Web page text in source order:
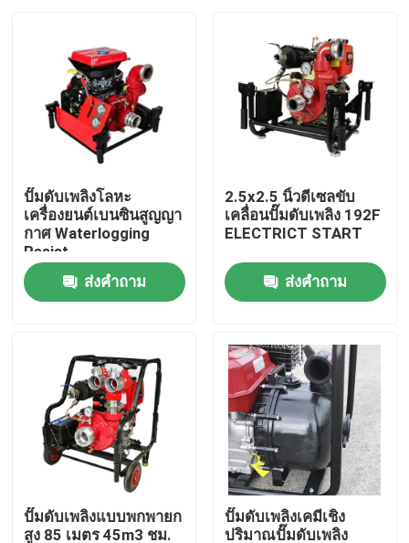
สินค้า
เกี่ยวกับเรา
ปั๊มดับเพลิงโลหะ
เครื่องยนต์เบนซินสูญญา
กาศ Waterlogging
Resist
ส่งคำถาม
2.5x2.5 นิ้วดีเซลขับ
เคลื่อนปั๊มดับเพลิง 192F
ELECTRICT START
ส่งคำถาม
ปั๊มดับเพลิงแบบพกพายก
สูง 85 เมตร 45m3 ชม.
ปั๊มดับเพลิงเคมีเชิง
ปริมาณปั๊มดับเพลิง